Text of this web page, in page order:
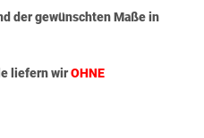
der gewünschten Maße in
liefern wirOHNE